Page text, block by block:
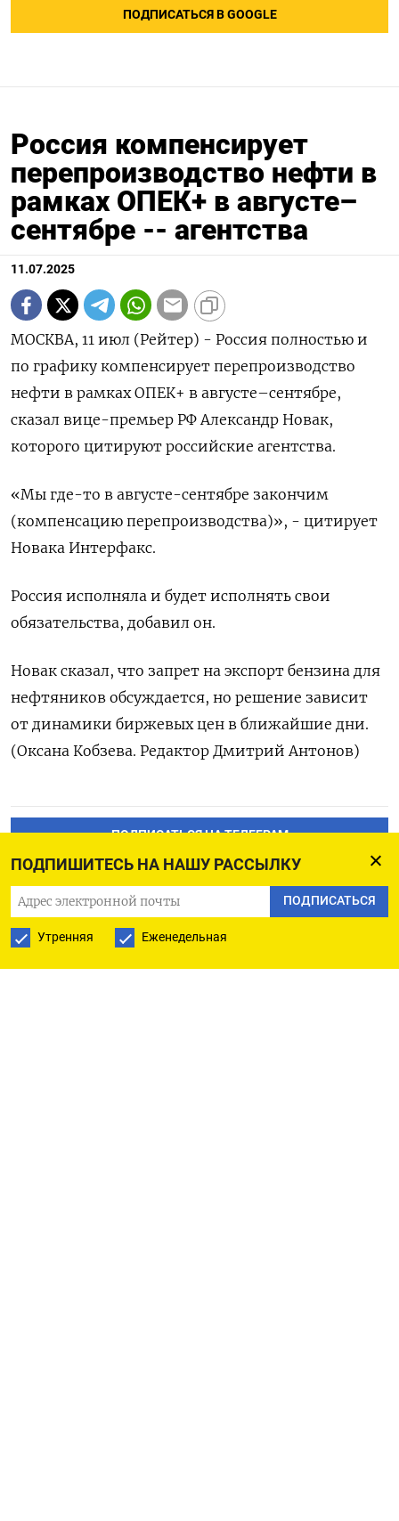
ПОДПИШИТЕСЬ НА НАШУ РАССЫЛКУ
ПОДПИСАТЬСЯ
Утренняя Еженедельная
ПОДПИСАТЬСЯ В GOOGLE
Россия компенсирует
перепроизводство нефти в
рамках ОПЕК+ в августе–
сентябре -- агентства
11.07.2025
МОСКВА, 11 июл (Рейтер) - Россия полностью и
по графику компенсирует перепроизводство
нефти в рамках ОПЕК+ в августе–сентябре,
сказал вице-премьер РФ Александр Новак,
которого цитируют российские агентства.
«Мы где-то в августе-сентябре закончим
(компенсацию перепроизводства)», - цитирует
Новака Интерфакс.
Россия исполняла и будет исполнять свои
обязательства, добавил он.
Новак сказал, что запрет на экспорт бензина для
нефтяников обсуждается, но решение зависит
от динамики биржевых цен в ближайшие дни.
(Оксана Кобзева. Редактор Дмитрий Антонов)
ПОДПИСАТЬСЯ НА ТЕЛЕГРАМ